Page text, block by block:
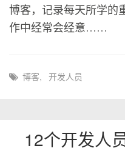
博客，记录每天所学的
作中经常会经意……
博客, 开发人员
12个开发人